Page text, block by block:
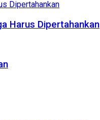
Harus Dipertahankan